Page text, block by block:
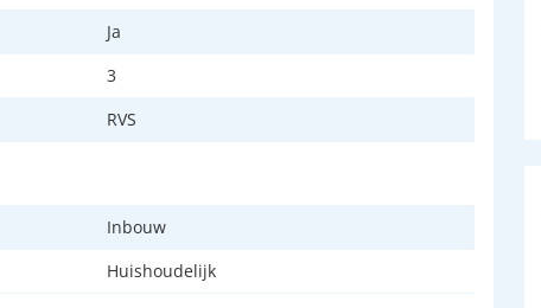
Ja
3
RVS
Inbouw
Huishoudelijk